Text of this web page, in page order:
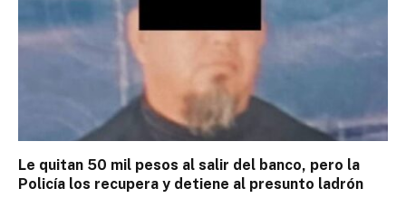
Le quitan 50 mil pesos al salir del banco, pero la
Policía los recupera y detiene al presunto ladrón